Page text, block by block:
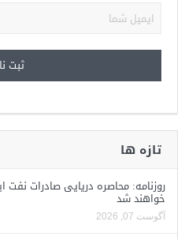
تازه ها
روزنامه: محاصره دریایی صادرات نفت
خواهند شد
آگوست 07, 2026